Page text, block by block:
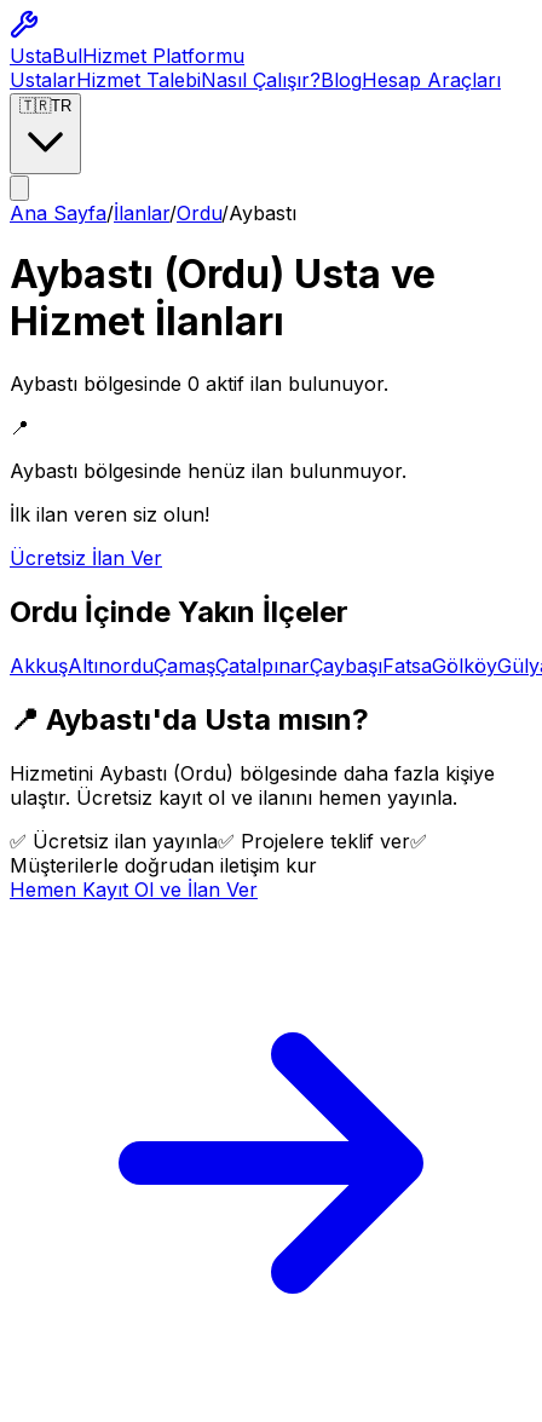
UstaBulHizmet Platformu
UstalarHizmet TalebiNasıl Çalışır?BlogHesap Araçları
🇹🇷TR
Ana Sayfa/İlanlar/Ordu/Aybastı
Aybastı (Ordu) Usta ve
Hizmet İlanları
Aybastı bölgesinde 0 aktif ilan bulunuyor.
📍
Aybastı bölgesinde henüz ilan bulunmuyor.
İlk ilan veren siz olun!
Ücretsiz İlan Ver
Ordu İçinde Yakın İlçeler
AkkuşAltınorduÇamaşÇatalpınarÇaybaşıFatsaGölköy
📍 Aybastı'da Usta mısın?
Hizmetini Aybastı (Ordu) bölgesinde daha fazla kişiye
ulaştır. Ücretsiz kayıt ol ve ilanını hemen yayınla.
✅ Ücretsiz ilan yayınla✅ Projelere teklif ver✅
Müşterilerle doğrudan iletişim kur
Hemen Kayıt Ol ve İlan Ver